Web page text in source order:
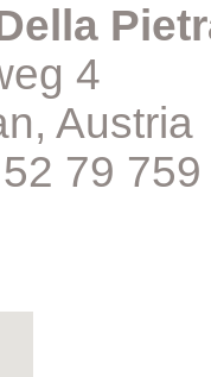
4
Austria
79 759